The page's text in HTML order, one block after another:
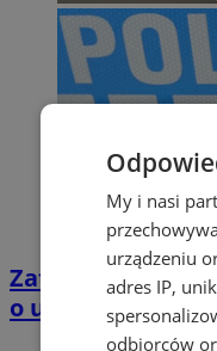
Zatrzymano 35-
o usiłowanie
My i nasi
urządzeniu
adres IP,
odbiorców